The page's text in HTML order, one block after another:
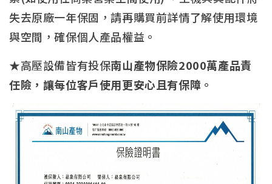
失去原廠一年保固，請再購買前詳情了解使用環境
與空間，確保個人產品權益。
★高壓設備皆有投保南山產物保險2000萬產品責
任險，讓每位客戶使用更安心且有保障。